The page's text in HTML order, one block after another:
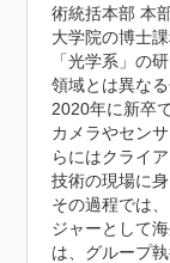
術統括本部 本
大学院の博士
「光学系」の
領域とは異な
2020年に新卒
カメラやセン
らにはクライ
技術の現場に身
その過程では
ジャーとして
は、グループ